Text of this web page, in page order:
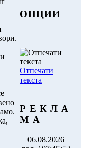
ОПЦИИ
Отпечати
текста
Р Е К Л А
М А
06.08.2026